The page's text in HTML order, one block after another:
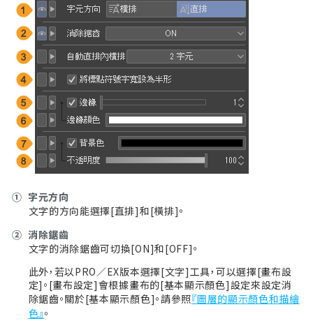
① 字元方向
文字的方向能選擇[直排]和[橫排]。
② 消除鋸齒
文字的消除鋸齒可切換[ON]和[OFF]。
此外，若以PRO／EX版本選擇[文字]工具，可以選擇[畫布設
定]。[畫布設定]會根據畫布的[基本顯示顏色]設定來設定消
除鋸齒。關於[基本顯示顏色]。請參照『圖層的顯示顏色和描繪
色』。